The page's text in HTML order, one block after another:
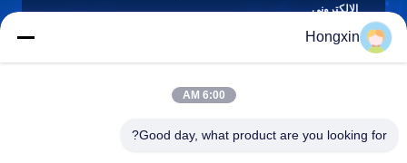
الإلكتروني
0086-510-13601538657
Hongxin
6:00 AM
Good day, what product are you looking for?